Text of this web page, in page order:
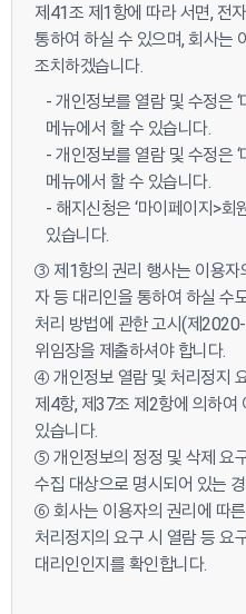
제41조 제1항에 따라 서면, 전
통하여 하실 수 있으며, 회사는
조치하겠습니다.
- 개인정보를 열람 및 수정은
메뉴에서 할 수 있습니다.
- 개인정보를 열람 및 수정은
메뉴에서 할 수 있습니다.
- 해지신청은 ‘마이페이지>회
있습니다.
③ 제1항의 권리 행사는 이용자
자 등 대리인을 통하여 하실 수
처리 방법에 관한 고시(제
위임장을 제출하셔야 합니다.
④ 개인정보 열람 및 처리정지 요
제4항, 제37조 제2항에 의하여
있습니다.
⑤ 개인정보의 정정 및 삭제 요
수집 대상으로 명시되어 있는
⑥ 회사는 이용자의 권리에 따
처리정지의 요구 시 열람 등 요
대리인인지를 확인합니다.